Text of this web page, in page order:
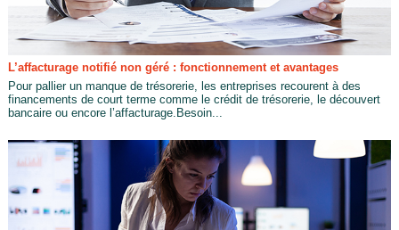
L’affacturage notifié non géré : fonctionnement et avantages
Pour pallier un manque de trésorerie, les entreprises recourent à des
financements de court terme comme le crédit de trésorerie, le découvert
bancaire ou encore l’affacturage.Besoin...